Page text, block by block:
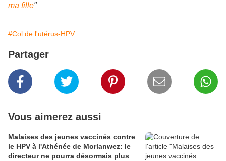
ma fille"
#Col de l'utérus-HPV
Partager
Vous aimerez aussi
Malaises des jeunes vaccinés contre
le HPV à l'Athénée de Morlanwez: le
directeur ne pourra désormais plus